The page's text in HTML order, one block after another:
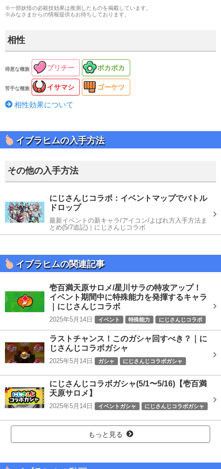
※一部妖怪の必殺技効果は推測したものを掲載しています。
※みなさまからの情報提供もお待ちしております。
相性
得意な種族 プリチー ポカポカ
苦手な種族 イサマシ ゴーケツ
相性効果について
イブラヒムの入手方法
その他の入手方法
にじさんじコラボ：イベントマップでバトル
ドロップ
最新イベントの新キャラ/アイコン/よばれ方入手方法ま
とめ(5/7追記)｜にじさんじコラボ
イブラヒムの関連記事
壱百満天原サロメ/星川サラの特攻アップ！
イベント期間中に特殊能力を発揮するキャラ
｜にじさんじコラボ
2025年5月14日 イベント 特殊能力 にじさんじコラボ
ラストチャンス！このガシャ回すべき？｜に
じさんじコラボガシャ
2025年5月14日 ガシャ にじさんじコラボガシャ
にじさんじコラボガシャ(5/1〜5/16)【壱百満
天原サロメ】
2025年5月14日 イベントガシャ にじさんじコラボガシャ
もっと見る